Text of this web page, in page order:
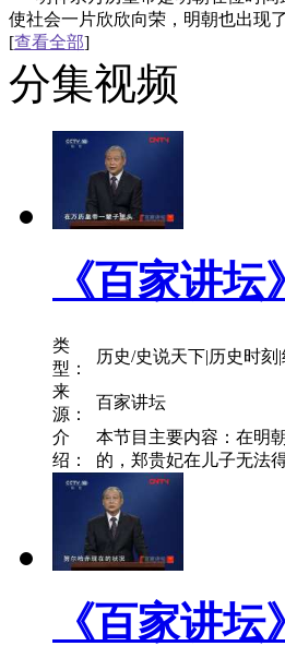
使社会一片欣欣向荣，明朝也出现
[查看全部]
分集视频
《百家讲
类
型：
历史/史说天下|历史时
来
源：
百家讲坛
介
绍：
本节目主要内容：在明
的，郑贵妃在儿子无法
《百家讲